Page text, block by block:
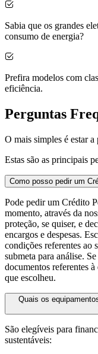
Sabia que os grandes
consumo de energia?
Prefira modelos com
eficiência.
Perguntas
O mais simples é estar a
Estas são as principais
Como posso pedir um
Pode pedir um Crédito
momento, através da
proteção, se quiser, e
encargos e despesas.
condições referentes ao
submeta para análise.
documentos referentes
que escolheu.
Quais os
São elegíveis para
sustentáveis: